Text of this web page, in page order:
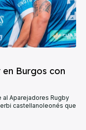
en Burgos con
al Aparejadores Rugby
castellanoleonés que